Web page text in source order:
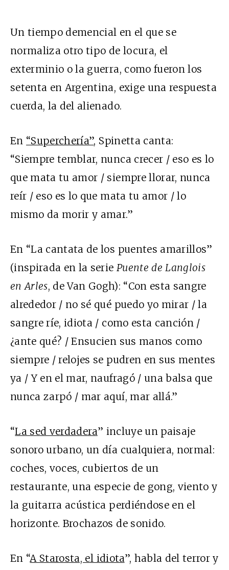
Un tiempo demencial en el que se
normaliza otro tipo de locura, el
exterminio o la guerra, como fueron los
setenta en Argentina, exige una respuesta
cuerda, la del alienado.
En “Superchería”, Spinetta canta:
“Siempre temblar, nunca crecer / eso es lo
que mata tu amor / siempre llorar, nunca
reír / eso es lo que mata tu amor / lo
mismo da morir y amar.”
En “La cantata de los puentes amarillos”
(inspirada en la serie Puente de Langlois
en Arles, de Van Gogh): “Con esta sangre
alrededor / no sé qué puedo yo mirar / la
sangre ríe, idiota / como esta canción /
¿ante qué? / Ensucien sus manos como
siempre / relojes se pudren en sus mentes
ya / Y en el mar, naufragó / una balsa que
nunca zarpó / mar aquí, mar allá.”
“La sed verdadera” incluye un paisaje
sonoro urbano, un día cualquiera, normal:
coches, voces, cubiertos de un
restaurante, una especie de gong, viento y
la guitarra acústica perdiéndose en el
horizonte. Brochazos de sonido.
En “A Starosta, el idiota”, habla del terror y